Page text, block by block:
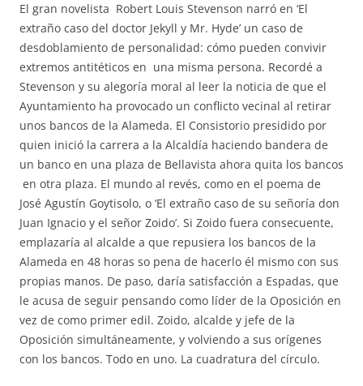
El gran novelista Robert Louis Stevenson narró en ‘El
extraño caso del doctor Jekyll y Mr. Hyde’ un caso de
desdoblamiento de personalidad: cómo pueden convivir
extremos antitéticos en una misma persona. Recordé a
Stevenson y su alegoría moral al leer la noticia de que el
Ayuntamiento ha provocado un conflicto vecinal al retirar
unos bancos de la Alameda. El Consistorio presidido por
quien inició la carrera a la Alcaldía haciendo bandera de
un banco en una plaza de Bellavista ahora quita los bancos
en otra plaza. El mundo al revés, como en el poema de
José Agustín Goytisolo, o ‘El extraño caso de su señoría don
Juan Ignacio y el señor Zoido’. Si Zoido fuera consecuente,
emplazaría al alcalde a que repusiera los bancos de la
Alameda en 48 horas so pena de hacerlo él mismo con sus
propias manos. De paso, daría satisfacción a Espadas, que
le acusa de seguir pensando como líder de la Oposición en
vez de como primer edil. Zoido, alcalde y jefe de la
Oposición simultáneamente, y volviendo a sus orígenes
con los bancos. Todo en uno. La cuadratura del círculo.